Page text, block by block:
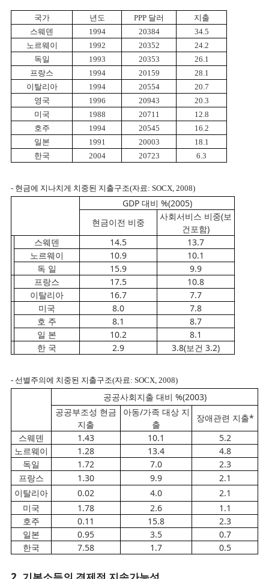
국가 년도 PPP 달러
지출
스웨덴
1994 20384
34.5
노르웨이
1992 20352
24.2
독일
1993 20353
26.1
프랑스
1994 20159
28.1
이탈리아
1994 20554
20.7
영국
1996 20943
20.3
미국
1988 20711
12.8
호주
1994 20545
16.2
일본
1991 20003
18.1
한국
2004 20723 6.3
- 현금에 지나치게 치중된 지출구조(자료: SOCX, 2008)
GDP 대비 %(2005)
현금이전 비중
사회서비스 비중(보
건포함)
스웨덴
14.5
13.7
노르웨이
10.9
10.1
독 일
15.9
9.9
프랑스
17.5
10.8
이탈리아
16.7
7.7
미국
8.0
7.8
호 주
8.1
8.7
일 본
10.2
8.1
한 국
2.9 3.8(보건 3.2)
- 선별주의에 치중된 지출구조(자료: SOCX, 2008)
공공사회지출 대비 %(2003)
공공부조성 현금
지출
아동/가족 대상 지
출
장애관련 지출*
스웨덴
1.43 10.1
5.2
노르웨이
1.28 13.4
4.8
독일
1.72 7.0
2.3
프랑스
1.30 9.9
2.1
이탈리아
0.02 4.0
2.1
미국
1.78 2.6
1.1
호주
0.11 15.8
2.3
일본
0.95 3.5
0.7
한국
7.58 1.7 0.5